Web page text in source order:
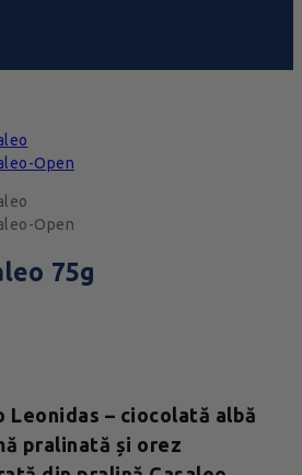
75g
Leonidas – ciocolată albă
pralinată și orez